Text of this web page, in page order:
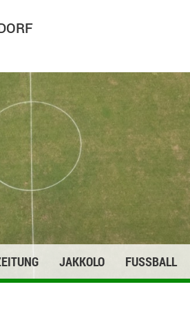
JAKKOLO FUSSBALL